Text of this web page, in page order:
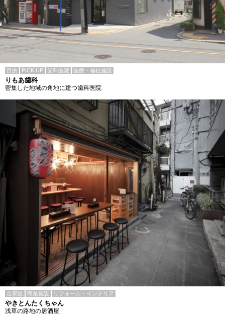
目的 PICK UP 歯科医院 医療・福祉施設
りもあ歯科
密集した地域の角地に建つ歯科医院
台東区 商業施設 リフォーム・インテリア
やきとんたくちゃん
浅草の路地の居酒屋